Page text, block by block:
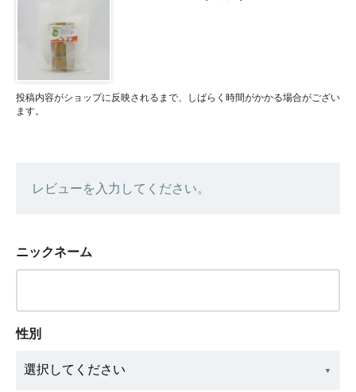
投稿内容がショップに反映されるまで、しばらく時間がかかる場合がござい
ます。
レビューを入力してください。
ニックネーム
性別